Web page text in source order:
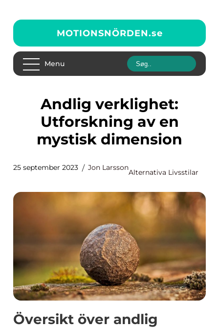
MOTIONSNÖRDEN.se
Menu
Andlig verklighet:
Utforskning av en
mystisk dimension
25 september 2023 Jon Larsson
Alternativa Livsstilar
Översikt över andlig